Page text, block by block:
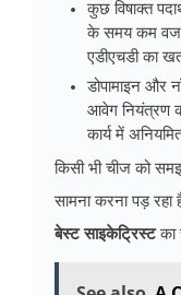
कुछ विषाक्त
के समय कम वजन
एडीएचडी का
डोपामाइन और
आवेग नियंत्रण
कार्य में
किसी भी चीज को
सामना करना पड़
बेस्ट साइकेट्रिस्टका